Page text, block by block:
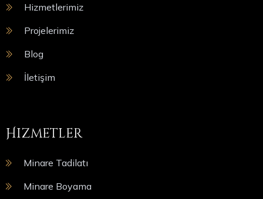
Hizmetlerimiz
Projelerimiz
Blog
İletişim
Hizmetler
Minare Tadilatı
Minare Boyama